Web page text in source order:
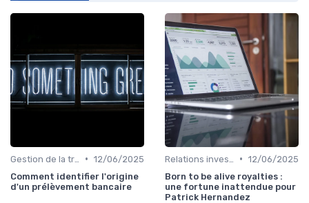
• 12/06/2025
Comment identifier l'origine
d'un prélèvement bancaire
• 12/06/2025
Born to be alive royalties :
une fortune inattendue pour
Patrick Hernandez